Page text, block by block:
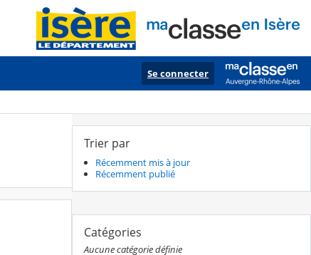
Se connecter
Trier par
Récemment mis à jour
Récemment publié
Catégories
Aucune catégorie définie